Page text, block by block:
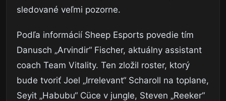
sledované veľmi pozorne.
Podľa informácií Sheep Esports povedie tím
Danusch „Arvindir“ Fischer, aktuálny assistant
coach Team Vitality. Ten zložil roster, ktorý
bude tvoriť Joel „Irrelevant“ Scharoll na toplane,
Seyit „Habubu“ Cüce v jungle, Steven „Reeker“